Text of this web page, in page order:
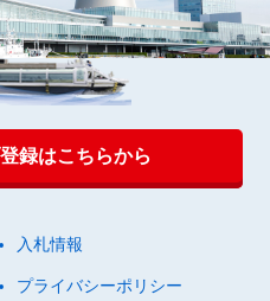
録はこちらから
入札情報
プライバシーポリシー